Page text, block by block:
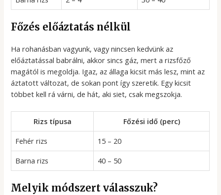
Főzés előáztatás nélkül
Ha rohanásban vagyunk, vagy nincsen kedvünk az
előáztatással babrálni, akkor sincs gáz, mert a rizsfőző
magától is megoldja. Igaz, az állaga kicsit más lesz, mint az
áztatott változat, de sokan pont így szeretik. Egy kicsit
többet kell rá várni, de hát, aki siet, csak megszokja.
Rizs típusa
Főzési idő (perc)
Fehér rizs
15 – 20
Barna rizs
40 – 50
Melyik módszert válasszuk?